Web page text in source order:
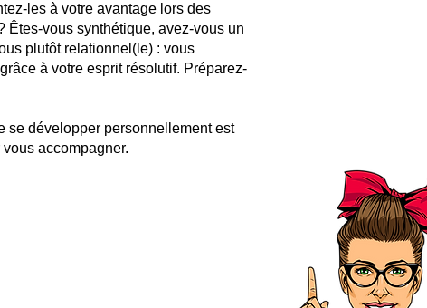
les à votre avantage lors des
Êtes-vous synthétique, avez-vous un
plutôt relationnel(le) : vous
à votre esprit résolutif. Préparez-
se développer personnellement est
accompagner.